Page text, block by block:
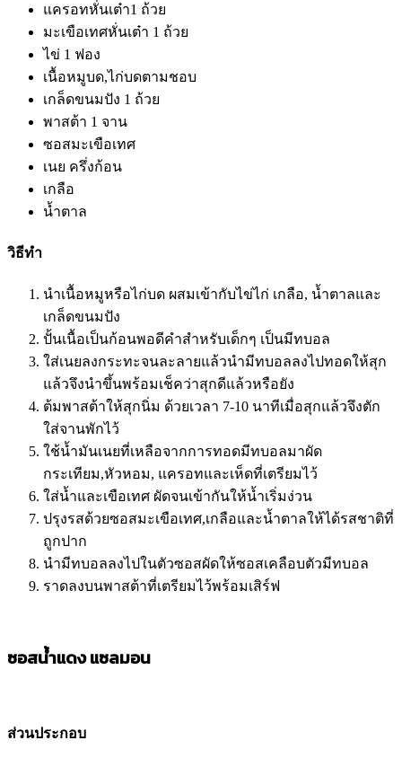
แครอทหั่นเต๋า1 ถ้วย
มะเขือเทศหั่นเต๋า 1 ถ้วย
ไข่ 1 ฟอง
เนื้อหมูบด,ไก่บดตามชอบ
เกล็ดขนมปัง 1 ถ้วย
พาสต้า 1 จาน
ซอสมะเขือเทศ
เนย ครึ่งก้อน
เกลือ
น้ำตาล
วิธีทำ
นำเนื้อหมูหรือไก่บด ผสมเข้ากับไข่ไก่ เกลือ, น้ำตาลและ
เกล็ดขนมปัง
ปั้นเนื้อเป็นก้อนพอดีคำสำหรับเด็กๆ เป็นมีทบอล
ใส่เนยลงกระทะจนละลายแล้วนำมีทบอลลงไปทอดให้สุก
แล้วจึงนำขึ้นพร้อมเช็คว่าสุกดีแล้วหรือยัง
ต้มพาสต้าให้สุกนิ่ม ด้วยเวลา 7-10 นาทีเมื่อสุกแล้วจึงตัก
ใส่จานพักไว้
ใช้น้ำมันเนยที่เหลือจากการทอดมีทบอลมาผัด
กระเทียม,หัวหอม, แครอทและเห็ดที่เตรียมไว้
ใส่น้ำและเขือเทศ ผัดจนเข้ากันให้น้ำเริ่มง่วน
ปรุงรสด้วยซอสมะเขือเทศ,เกลือและน้ำตาลให้ได้รสชาติที่
ถูกปาก
นำมีทบอลลงไปในตัวซอสผัดให้ซอสเคลือบตัวมีทบอล
ราดลงบนพาสต้าที่เตรียมไว้พร้อมเสิร์ฟ
ซอสน้ำแดง แซลมอน
ส่วนประกอบ